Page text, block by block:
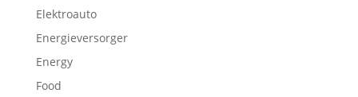
Elektroauto
Energieversorger
Energy
Food